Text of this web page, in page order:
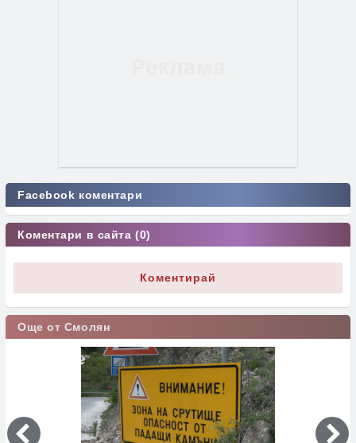
Facebook коментари
Коментари в сайта (0)
Коментирай
Още от Смолян